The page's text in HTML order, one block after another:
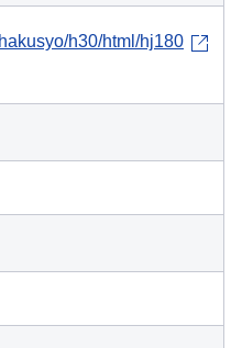
h30/html/hj180